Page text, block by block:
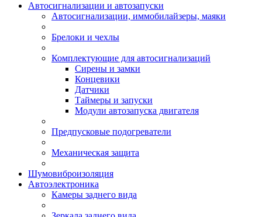
Автосигнализации и автозапуски
Автосигнализации, иммобилайзеры, маяки
Брелоки и чехлы
Комплектующие для автосигнализаций
Сирены и замки
Концевики
Датчики
Таймеры и запуски
Модули автозапуска двигателя
Предпусковые подогреватели
Механическая защита
Шумовиброизоляция
Автоэлектроника
Камеры заднего вида